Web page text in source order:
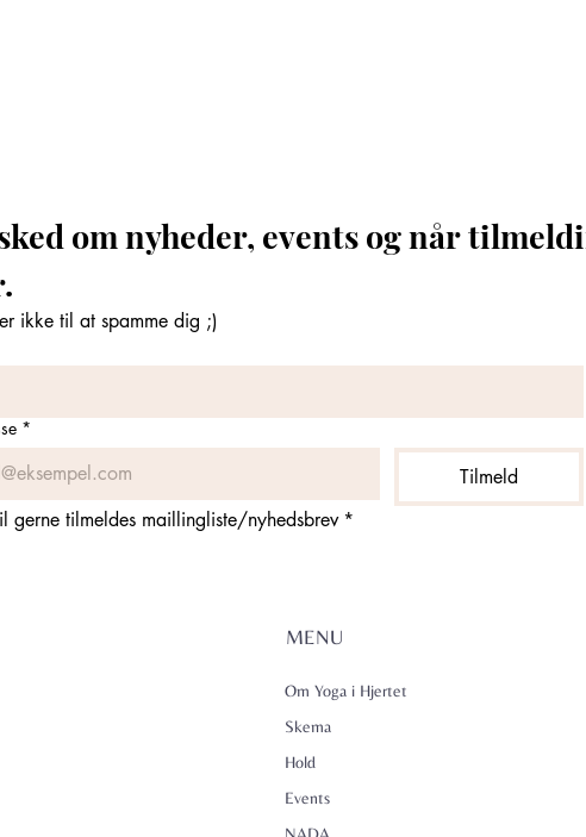
om nyheder, events og når
ikke til at spamme dig ;)
*
Tilmeld
gerne tilmeldes maillingliste/nyhedsbrev *
MENU
Om Yoga i Hjertet
Skema
Hold
Events